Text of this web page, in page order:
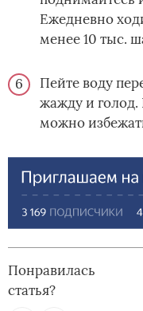
Ежедневно
менее 10 тыс.
Пейте воду
жажду и голод.
можно
Понравилась
статья?